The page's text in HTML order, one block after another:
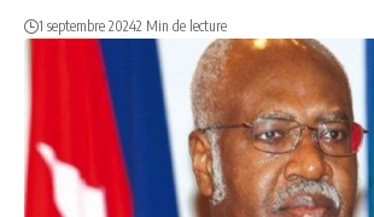
1 septembre 20242 Min de lecture